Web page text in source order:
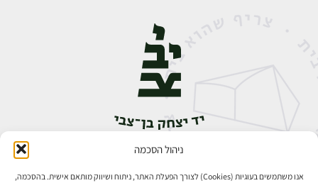
ניהול הסכמה
אנו משתמשים בעוגיות (Cookies) לצורך הפעלת האתר, ניתוח ושיווק מותאם אישית. בהסכמה,
אבן גבירול 14, רחביה, ירושלים